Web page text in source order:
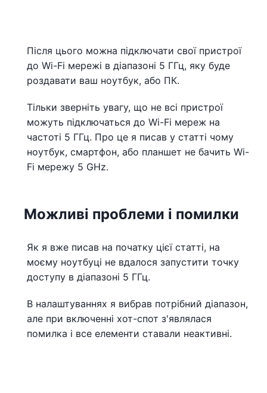
Після цього можна підключати свої пристрої
до Wi-Fi мережі в діапазоні 5 ГГц, яку буде
роздавати ваш ноутбук, або ПК.
Тільки зверніть увагу, що не всі пристрої
можуть підключаться до Wi-Fi мереж на
частоті 5 ГГц. Про це я писав у статті чому
ноутбук, смартфон, або планшет не бачить Wi-
Fi мережу 5 GHz.
Можливі проблеми і помилки
Як я вже писав на початку цієї статті, на
моєму ноутбуці не вдалося запустити точку
доступу в діапазоні 5 ГГц.
В налаштуваннях я вибрав потрібний діапазон,
але при включенні хот-спот з'являлася
помилка і все елементи ставали неактивні.